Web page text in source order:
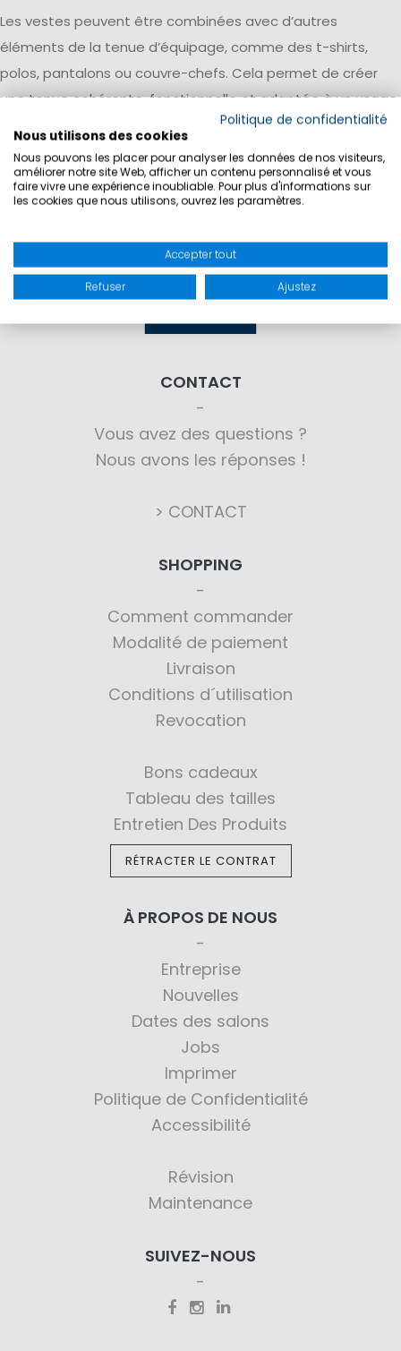
Les vestes peuvent être combinées avec d’autres
éléments de la tenue d’équipage, comme des t-shirts,
polos, pantalons ou couvre-chefs. Cela permet de créer
une tenue cohérente, fonctionnelle et adaptée à un usage
CONTACT
Vous avez des questions ?
Nous avons les réponses !
> CONTACT
SHOPPING
Comment commander
Modalité de paiement
Livraison
Conditions d´utilisation
Revocation
Bons cadeaux
Tableau des tailles
Entretien Des Produits
RÉTRACTER LE CONTRAT
À PROPOS DE NOUS
Entreprise
Nouvelles
Dates des salons
Jobs
Imprimer
Politique de Confidentialité
Accessibilité
Révision
Maintenance
SUIVEZ-NOUS
Politique de confidentialité
Nous utilisons des cookies
Nous pouvons les placer pour analyser les données de nos visiteurs,
améliorer notre site Web, afficher un contenu personnalisé et vous
faire vivre une expérience inoubliable. Pour plus d'informations sur
les cookies que nous utilisons, ouvrez les paramètres.
Accepter tout
Refuser Ajustez